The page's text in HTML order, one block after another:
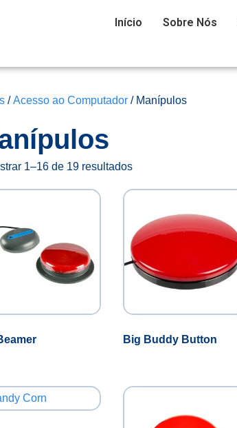
Início Sobre Nós
/Acesso ao Computador / Manípulos
1–16 de 19 resultados
Big Buddy Button